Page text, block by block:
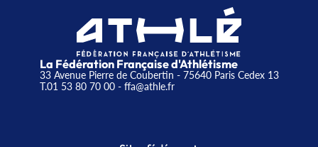
La Fédération Française d'Athlétisme
33 Avenue Pierre de Coubertin - 75640 Paris Cedex 13
T.01 53 80 70 00- ffa@athle.fr